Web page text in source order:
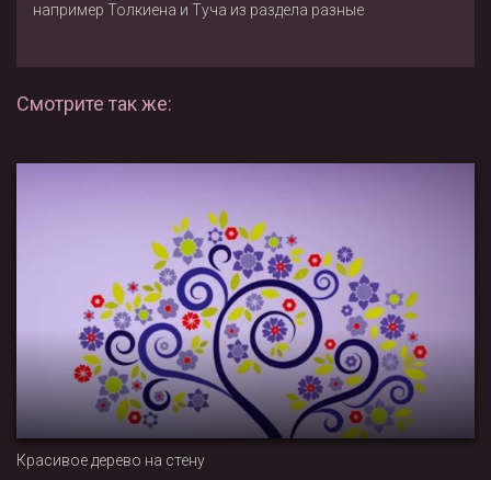
например Толкиена и Туча из раздела разные
Смотрите так же:
Красивое дерево на стену